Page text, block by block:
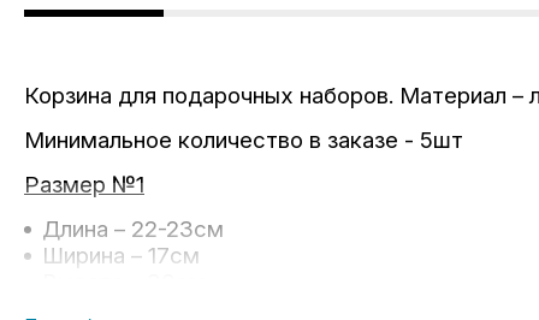
Корзина для подарочных наборов. Материал –
Минимальное количество в заказе - 5шт
Размер №1
Длина – 22-23см
Ширина – 17см